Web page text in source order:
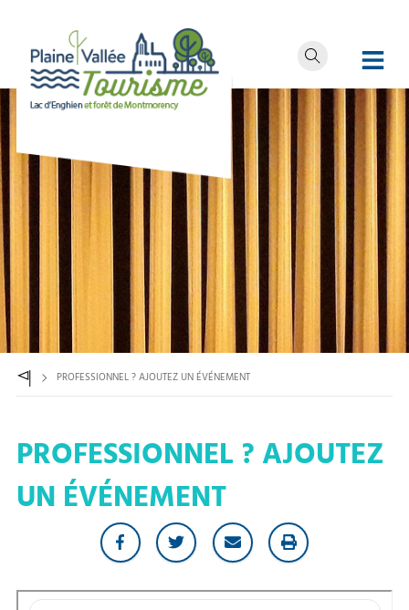
PROFESSIONNEL ? AJOUTEZ UN ÉVÉNEMENT
PROFESSIONNEL ? AJOUTEZ
UN ÉVÉNEMENT